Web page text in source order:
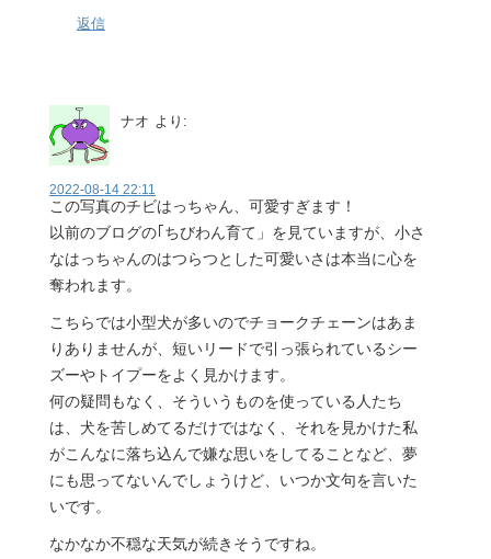
返信
ナオ より:
2022-08-14 22:11
この写真のチビはっちゃん、可愛すぎます！
以前のブログの｢ちびわん育て」を見ていますが、小さ
なはっちゃんのはつらつとした可愛いさは本当に心を
奪われます。
こちらでは小型犬が多いのでチョークチェーンはあま
りありませんが、短いリードで引っ張られているシー
ズーやトイプーをよく見かけます。
何の疑問もなく、そういうものを使っている人たち
は、犬を苦しめてるだけではなく、それを見かけた私
がこんなに落ち込んで嫌な思いをしてることなど、夢
にも思ってないんでしょうけど、いつか文句を言いた
いです。
なかなか不穏な天気が続きそうですね。